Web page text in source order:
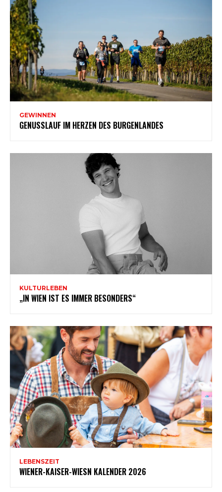
GEWINNEN
GENUSSLAUF IM HERZEN DES BURGENLANDES
KULTURLEBEN
„IN WIEN IST ES IMMER BESONDERS“
LEBENSZEIT
WIENER-KAISER-WIESN KALENDER 2026